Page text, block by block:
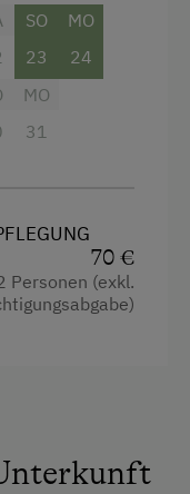
Wohnung
SO
23
MO
24
MO
31
70 €
Personen (exkl.